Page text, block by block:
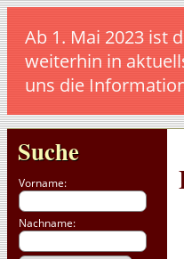
Ab 1. Mai 2023 ist
weiterhin in
uns die
Suche
Vorname:
Nachname: